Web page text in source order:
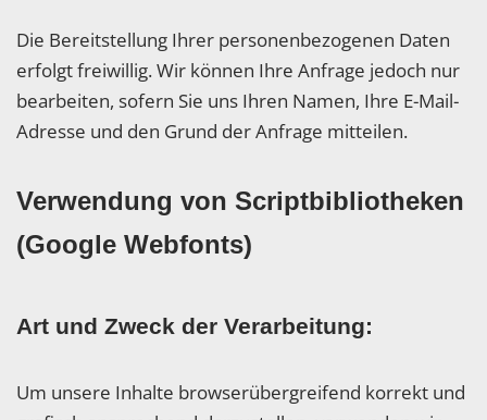
Die Bereitstellung Ihrer personenbezogenen Daten
erfolgt freiwillig. Wir können Ihre Anfrage jedoch nur
bearbeiten, sofern Sie uns Ihren Namen, Ihre E-Mail-
Adresse und den Grund der Anfrage mitteilen.
Verwendung von Scriptbibliotheken
(Google Webfonts)
Art und Zweck der Verarbeitung:
Um unsere Inhalte browserübergreifend korrekt und